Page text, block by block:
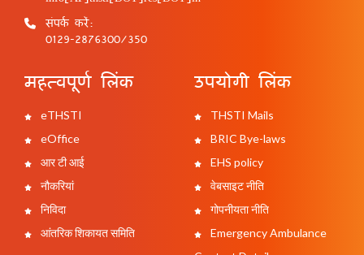
संपर्क करें:
0129-2876300/350
महत्वपूर्ण लिंक
eTHSTI
eOffice
आर टी आई
नौकरियां
निविदा
आंतरिक शिकायत समिति
उपयोगी लिंक
THSTI Mails
BRIC Bye-laws
EHS policy
वेबसाइट नीति
गोपनीयता नीति
Emergency Ambulance